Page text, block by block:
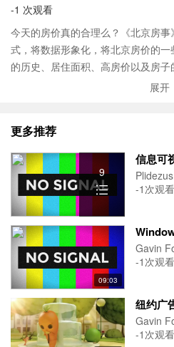
-1 次观看
今天的房价真的合理么？《北京房
式，将数据形象化，将北京房价的
的历史、居住面积、高房价以及房
居住状况。让人们能够通过视觉的展开
更多推荐
9
信息可
Plidezus
-1次观
09:03
Gavin
-1次观
纽约广
Gavin
-1次观